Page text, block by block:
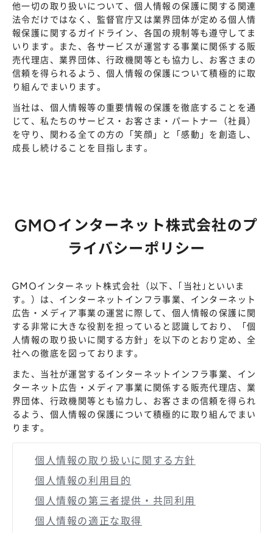
よくあるご質問
人を知る
地域採用
障がい者採用
キャリア/アルバイト採用
新卒採用
他一切の取り扱いについて、個人情報の保護に関する関連
法令だけではなく、監督官庁又は業界団体が定める個人情
報保護に関するガイドライン、各国の規制等も遵守してま
いります。また、各サービスが運営する事業に関係する販
売代理店、業界団体、行政機関等とも協力し、お客さまの
信頼を得られるよう、個人情報の保護について積極的に取
り組んでまいります。
当社は、個人情報等の重要情報の保護を徹底することを通
じて、私たちのサービス・お客さま・パートナー（社員）
を守り、関わる全ての方の「笑顔」と「感動」を創造し、
成長し続けることを目指します。
GMOインターネット株式会社のプ
ライバシーポリシー
GMOインターネット株式会社（以下、｢当社｣といいま
す。）は、インターネットインフラ事業、インターネット
広告・メディア事業の運営に際して、個人情報の保護に関
する非常に大きな役割を担っていると認識しており、「個
人情報の取り扱いに関する方針」を以下のとおり定め、全
社への徹底を図っております。
また、当社が運営するインターネットインフラ事業、イン
ターネット広告・メディア事業に関係する販売代理店、業
界団体、行政機関等とも協力し、お客さまの信頼を得られ
るよう、個人情報の保護について積極的に取り組んでまい
ります。
個人情報の取り扱いに関する方針
個人情報の利用目的
個人情報の第三者提供・共同利用
個人情報の適正な取得